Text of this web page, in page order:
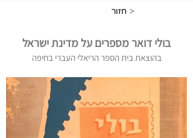
חזור >
בולי דואר מספרים על מדינת ישראל
בהוצאת בית הספר הריאלי העברי בחיפה